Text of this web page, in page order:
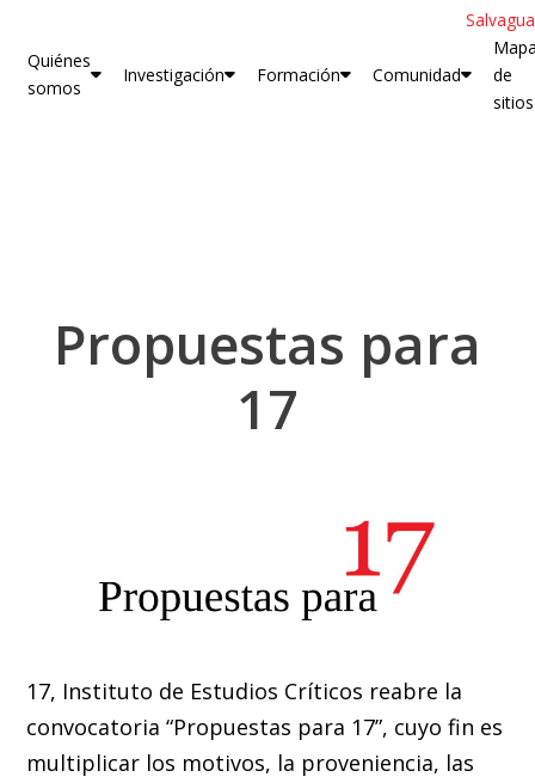
Quiénes
somos
Investigación Formación Comunidad
de
sitios
Propuestas para
17
17, Instituto de Estudios Críticos reabre la
convocatoria “Propuestas para 17”, cuyo fin es
multiplicar los motivos, la proveniencia, las